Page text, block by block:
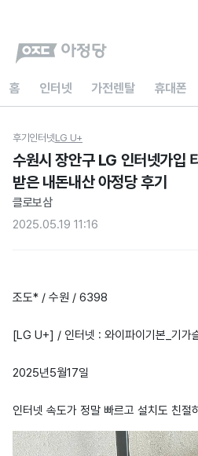
홈 인터넷 가전렌탈 휴대폰
후기 인터넷LG U+
수원시 장안구 LG 인터넷가입
받은 내돈내산 아정당 후기
클로보삼
2025.05.19 11:16
조도* / 수원 / 6398
[LG U+] / 인터넷 : 와이파이기본_기가
2025년5월17일
인터넷 속도가 정말 빠르고 설치도 친절